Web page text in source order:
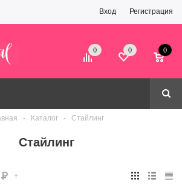
Вход Регистрация
0 0 0
- Каталог - Стайлинг
Стайлинг